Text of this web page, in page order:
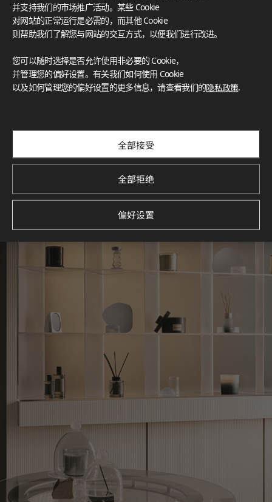
What These Certifications Mean
灵感画廊
并支持我们的市场推广活动。某些 Cookie
对网站的正常运行是必需的，而其他 Cookie
则帮助我们了解您与网站的交互方式，以便我们进行改进。
您可以随时选择是否允许使用非必要的 Cookie，
并管理您的偏好设置。有关我们如何使用 Cookie
以及如何管理您的偏好设置的更多信息，请查看我们的隐私政策.
全部接受
全部拒绝
偏好设置